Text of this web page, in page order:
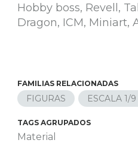
Hobby boss, Revell,
Dragon, ICM, Miniart,
FAMILIAS RELACIONADAS
FIGURAS ESCALA 1/
TAGS AGRUPADOS
Material